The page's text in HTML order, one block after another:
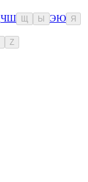
ЧШ Ы ЭЮ Я
Z